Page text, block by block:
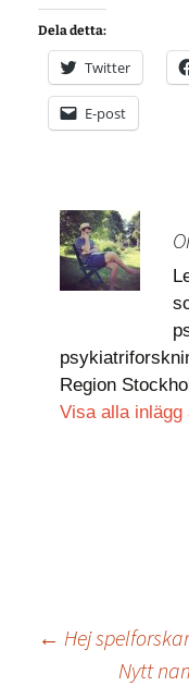
Dela detta:
Twitter
E-post
Region
Visa alla
← Hej
Nytt